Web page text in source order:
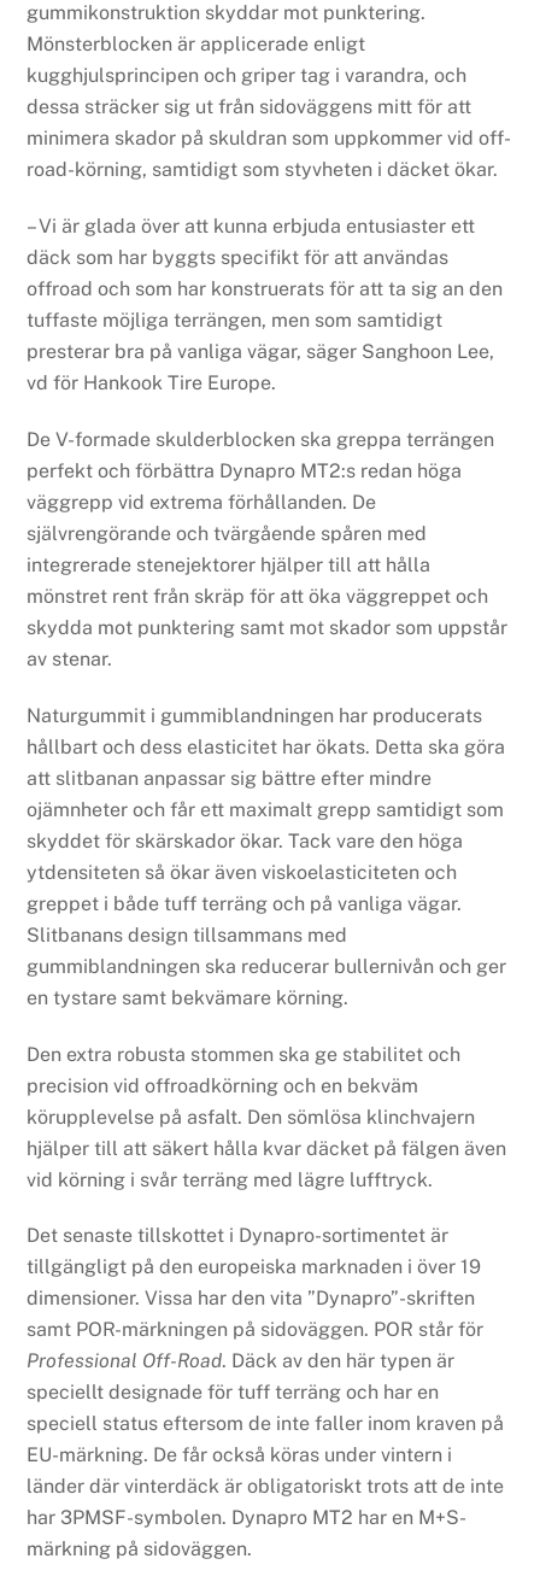
gummikonstruktion skyddar mot punktering.
Mönsterblocken är applicerade enligt
kugghjulsprincipen och griper tag i varandra, och
dessa sträcker sig ut från sidoväggens mitt för att
minimera skador på skuldran som uppkommer vid off-
road-körning, samtidigt som styvheten i däcket ökar.
– Vi är glada över att kunna erbjuda entusiaster ett
däck som har byggts specifikt för att användas
offroad och som har konstruerats för att ta sig an den
tuffaste möjliga terrängen, men som samtidigt
presterar bra på vanliga vägar, säger Sanghoon Lee,
vd för Hankook Tire Europe.
De V-formade skulderblocken ska greppa terrängen
perfekt och förbättra Dynapro MT2:s redan höga
väggrepp vid extrema förhållanden. De
självrengörande och tvärgående spåren med
integrerade stenejektorer hjälper till att hålla
mönstret rent från skräp för att öka väggreppet och
skydda mot punktering samt mot skador som uppstår
av stenar.
Naturgummit i gummiblandningen har producerats
hållbart och dess elasticitet har ökats. Detta ska göra
att slitbanan anpassar sig bättre efter mindre
ojämnheter och får ett maximalt grepp samtidigt som
skyddet för skärskador ökar. Tack vare den höga
ytdensiteten så ökar även viskoelasticiteten och
greppet i både tuff terräng och på vanliga vägar.
Slitbanans design tillsammans med
gummiblandningen ska reducerar bullernivån och ger
en tystare samt bekvämare körning.
Den extra robusta stommen ska ge stabilitet och
precision vid offroadkörning och en bekväm
körupplevelse på asfalt. Den sömlösa klinchvajern
hjälper till att säkert hålla kvar däcket på fälgen även
vid körning i svår terräng med lägre lufftryck.
Det senaste tillskottet i Dynapro-sortimentet är
tillgängligt på den europeiska marknaden i över 19
dimensioner. Vissa har den vita ”Dynapro”-skriften
samt POR-märkningen på sidoväggen. POR står för
Professional Off-Road. Däck av den här typen är
speciellt designade för tuff terräng och har en
speciell status eftersom de inte faller inom kraven på
EU-märkning. De får också köras under vintern i
länder där vinterdäck är obligatoriskt trots att de inte
har 3PMSF-symbolen. Dynapro MT2 har en M+S-
märkning på sidoväggen.